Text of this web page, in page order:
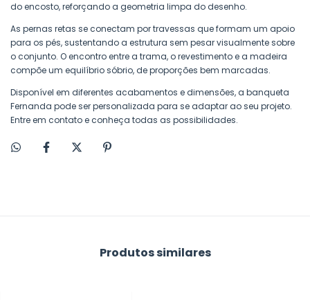
do encosto, reforçando a geometria limpa do desenho.
As pernas retas se conectam por travessas que formam um apoio
para os pés, sustentando a estrutura sem pesar visualmente sobre
o conjunto. O encontro entre a trama, o revestimento e a madeira
compõe um equilíbrio sóbrio, de proporções bem marcadas.
Disponível em diferentes acabamentos e dimensões, a banqueta
Fernanda pode ser personalizada para se adaptar ao seu projeto.
Entre em contato e conheça todas as possibilidades.
Produtos similares